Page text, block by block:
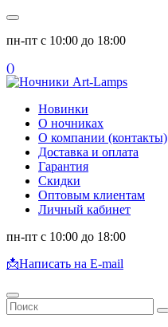
пн-пт с 10:00 до 18:00
()
Новинки
О ночниках
О компании (контакты)
Доставка и оплата
Гарантия
Скидки
Оптовым клиентам
Личный кабинет
пн-пт с 10:00 до 18:00
📩Написать на E-mail